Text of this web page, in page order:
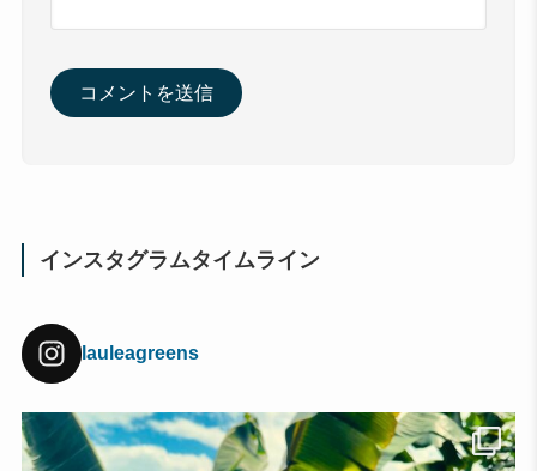
インスタグラムタイムライン
lauleagreens